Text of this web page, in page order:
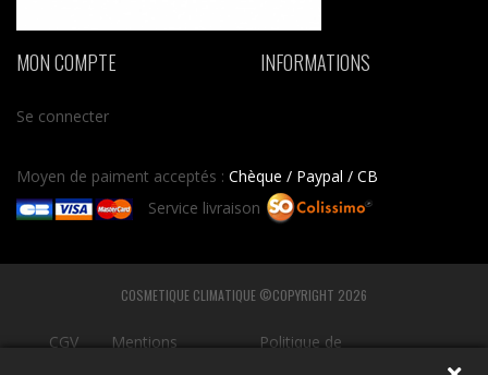
MON COMPTE
Se connecter
INFORMATIONS
Moyen de paiment acceptés : Chèque / Paypal / CB
Service livraison
COSMETIQUE CLIMATIQUE ©COPYRIGHT 2026
CGV
Mentions
Politique de